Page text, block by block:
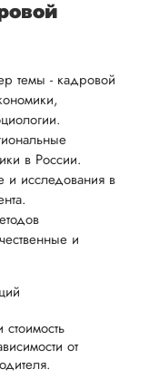
темы - кадровой
в России.
и исследования в
и
стоимость
от